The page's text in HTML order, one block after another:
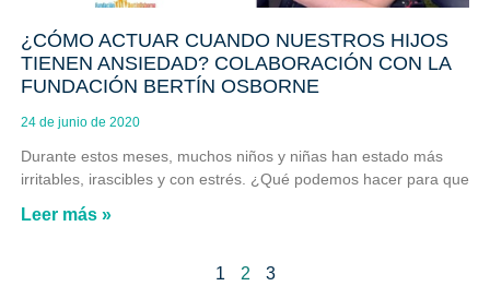
¿CÓMO ACTUAR CUANDO NUESTROS HIJOS
TIENEN ANSIEDAD? COLABORACIÓN CON LA
FUNDACIÓN BERTÍN OSBORNE
24 de junio de 2020
Durante estos meses, muchos niños y niñas han estado más
irritables, irascibles y con estrés. ¿Qué podemos hacer para que
Leer más »
1 2 3